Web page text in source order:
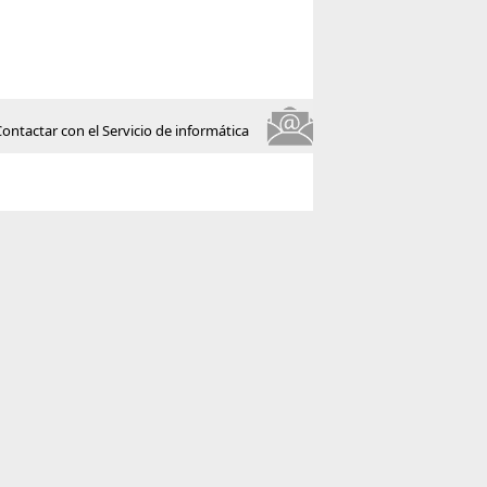
con el Servicio de informática